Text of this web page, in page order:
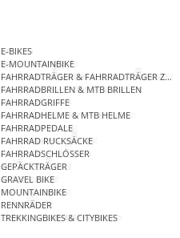
E-BIKES
E-MOUNTAINBIKE
FAHRRADTRÄGER & FAHRRADTRÄGER
FAHRRADBRILLEN & MTB BRILLEN
FAHRRADGRIFFE
FAHRRADHELME & MTB HELME
FAHRRADPEDALE
FAHRRAD RUCKSÄCKE
FAHRRADSCHLÖSSER
GEPÄCKTRÄGER
GRAVEL BIKE
MOUNTAINBIKE
RENNRÄDER
TREKKINGBIKES & CITYBIKES